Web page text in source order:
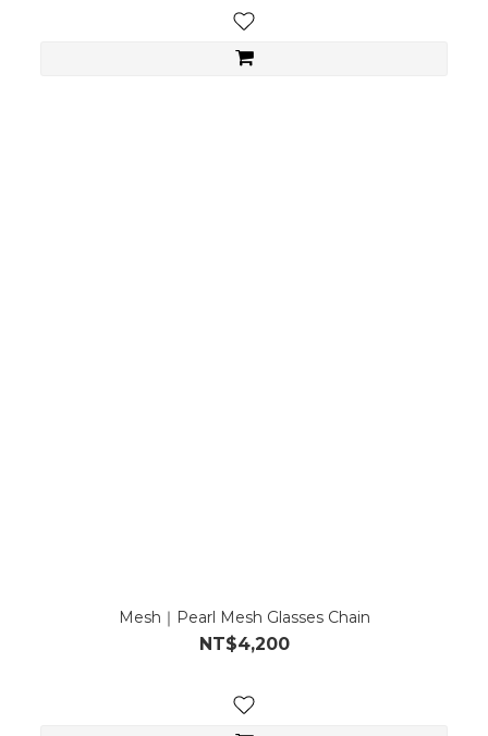
Mesh｜Pearl Mesh Glasses Chain
NT$4,200